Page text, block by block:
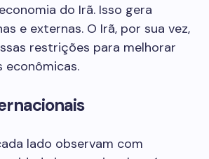
do Irã. Isso gera
e externas. O Irã, por sua vez,
restrições para melhorar
econômicas.
lado observam com